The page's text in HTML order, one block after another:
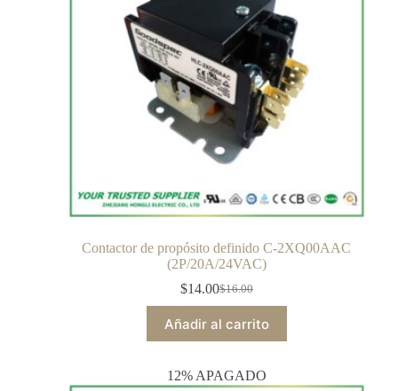
Contactor de propósito definido C-2XQ00AAC
(2P/20A/24VAC)
$16.00
$14.00
Añadir al carrito
12% APAGADO